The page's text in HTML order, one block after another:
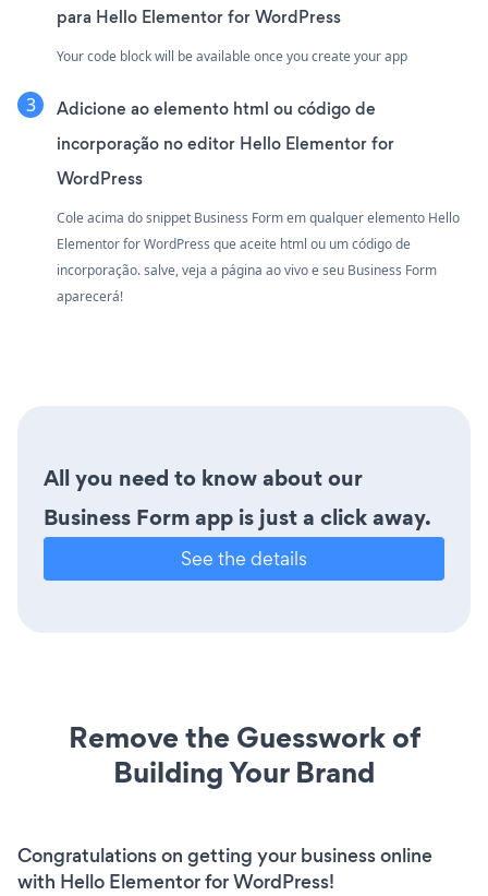
para Hello Elementor for WordPress
Your code block will be available once you create your app
Adicione ao elemento html ou código de
incorporação no editor Hello Elementor for
WordPress
Cole acima do snippet Business Form em qualquer elemento Hello
Elementor for WordPress que aceite html ou um código de
incorporação. salve, veja a página ao vivo e seu Business Form
aparecerá!
All you need to know about our
Business Form app is just a click away.
See the details
Remove the Guesswork of
Building Your Brand
Congratulations on getting your business online
with Hello Elementor for WordPress!